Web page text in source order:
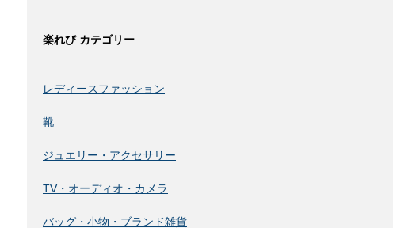
楽れび カテゴリー
レディースファッション
靴
ジュエリー・アクセサリー
TV・オーディオ・カメラ
バッグ・小物・ブランド雑貨